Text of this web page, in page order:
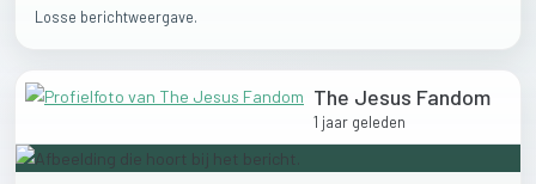
Losse berichtweergave.
The Jesus Fandom
1 jaar geleden